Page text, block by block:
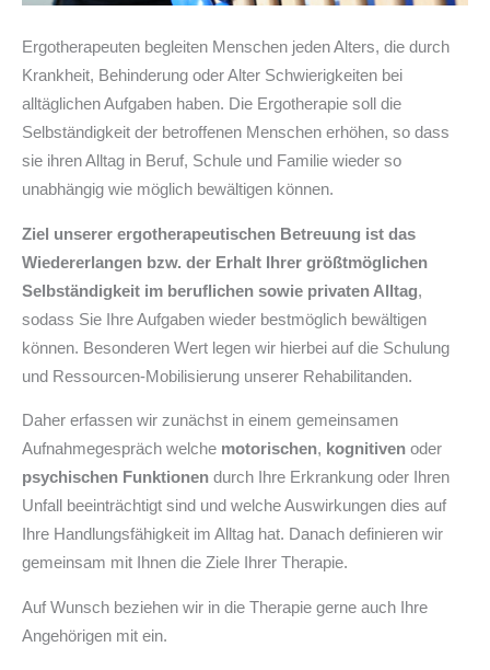
Ergotherapeuten begleiten Menschen jeden Alters, die durch
Krankheit, Behinderung oder Alter Schwierigkeiten bei
alltäglichen Aufgaben haben. Die Ergotherapie soll die
Selbständigkeit der betroffenen Menschen erhöhen, so dass
sie ihren Alltag in Beruf, Schule und Familie wieder so
unabhängig wie möglich bewältigen können.
Ziel unserer ergotherapeutischen Betreuung ist das
Wiedererlangen bzw. der Erhalt Ihrer größtmöglichen
Selbständigkeit im beruflichen sowie privaten Alltag,
sodass Sie Ihre Aufgaben wieder bestmöglich bewältigen
können. Besonderen Wert legen wir hierbei auf die Schulung
und Ressourcen-Mobilisierung unserer Rehabilitanden.
Daher erfassen wir zunächst in einem gemeinsamen
Aufnahmegespräch welche motorischen, kognitiven oder
psychischen Funktionen durch Ihre Erkrankung oder Ihren
Unfall beeinträchtigt sind und welche Auswirkungen dies auf
Ihre Handlungsfähigkeit im Alltag hat. Danach definieren wir
gemeinsam mit Ihnen die Ziele Ihrer Therapie.
Auf Wunsch beziehen wir in die Therapie gerne auch Ihre
Angehörigen mit ein.